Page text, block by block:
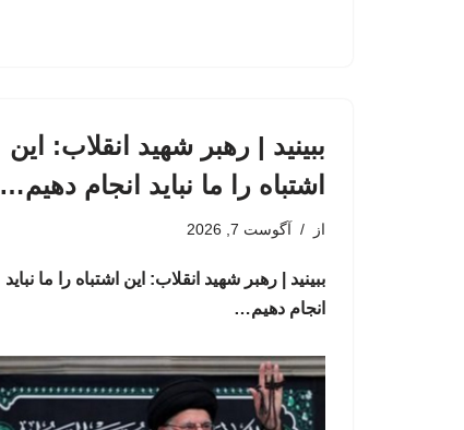
ببینید | رهبر شهید انقلاب: این
اشتباه را ما نباید انجام دهیم…
از آگوست 7, 2026
ببینید | رهبر شهید انقلاب: این اشتباه را ما نباید
انجام دهیم…